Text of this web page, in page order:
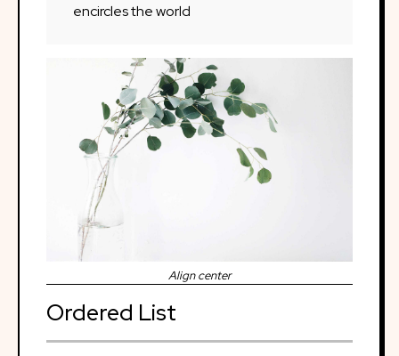
encircles the world
Align center
Ordered List